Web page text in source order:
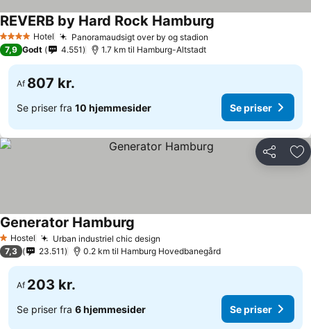
4 StjernerHotel Panoramaudsigt over by og stadion
REVERB by Hard Rock Hamburg
7,9 Godt 4.551 1.7 km til Hamburg-Altstadt
Af 807 kr.
Se priser fra 10 hjemmesider Se priser
Del
1 Stjerner
Hostel Urban industriel chic design
Generator Hamburg
7,3 23.511 0.2 km til Hamburg Hovedbanegård
Af 203 kr.
Se priser fra 6 hjemmesider Se priser